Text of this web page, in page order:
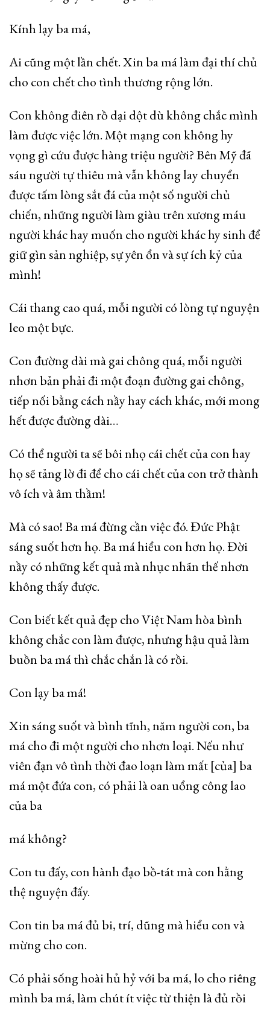
Kính lạy ba má,
Ai cũng một lần chết. Xin ba má làm đại thí chủ
cho con chết cho tình thương rộng lớn.
Con không điên rồ dại dột dù không chắc mình
làm được việc lớn. Một mạng con không hy
vọng gì cứu được hàng triệu người? Bên Mỹ đã
sáu người tự thiêu mà vẫn không lay chuyển
được tấm lòng sắt đá của một số người chủ
chiến, những người làm giàu trên xương máu
người khác hay muốn cho người khác hy sinh để
giữ gìn sản nghiệp, sự yên ổn và sự ích kỷ của
mình!
Cái thang cao quá, mỗi người có lòng tự nguyện
leo một bực.
Con đường dài mà gai chông quá, mỗi người
nhơn bản phải đi một đoạn đường gai chông,
tiếp nối bằng cách nầy hay cách khác, mới mong
hết được đường dài…
Có thể người ta sẽ bôi nhọ cái chết của con hay
họ sẽ tảng lờ đi để cho cái chết của con trở thành
vô ích và âm thầm!
Mà có sao! Ba má đừng cần việc đó. Đức Phật
sáng suốt hơn họ. Ba má hiểu con hơn họ. Đời
nầy có những kết quả mà nhục nhãn thế nhơn
không thấy được.
Con biết kết quả đẹp cho Việt Nam hòa bình
không chắc con làm được, nhưng hậu quả làm
buồn ba má thì chắc chắn là có rồi.
Con lạy ba má!
Xin sáng suốt và bình tĩnh, năm người con, ba
má cho đi một người cho nhơn loại. Nếu như
viên đạn vô tình thời đao loạn làm mất [của] ba
má một đứa con, có phải là oan uổng công lao
của ba
má không?
Con tu đấy, con hành đạo bồ-tát mà con hằng
thệ nguyện đấy.
Con tin ba má đủ bi, trí, dũng mà hiểu con và
mừng cho con.
Có phải sống hoài hủ hỷ với ba má, lo cho riêng
mình ba má, làm chút ít việc từ thiện là đủ rồi